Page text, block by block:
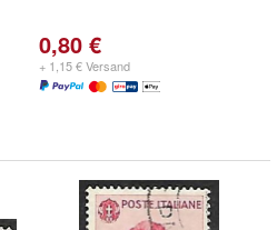
0,80 €
+ 1,15 € Versand